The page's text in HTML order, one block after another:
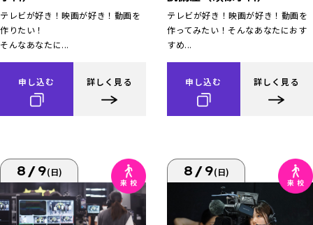
テレビが好き！映画が好き！動画を
作りたい！
そんなあなたに...
申し込む 詳しく見る
テレビが好き！映画が好き！動画を
作ってみたい！そんなあなたにおす
すめ...
申し込む 詳しく見る
8/9(日) 8/9(日)